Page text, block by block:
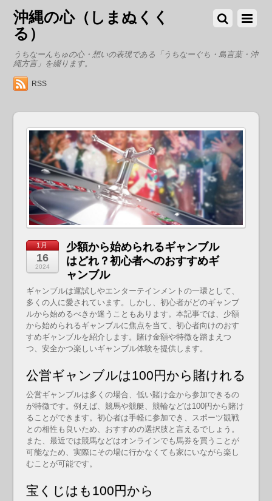
沖縄の心（しまぬくく
る）
うちなーんちゅの心・想いの表現である「うちなーぐち・島言葉・沖
縄方言」を綴ります。
RSS
1月
16
2024
少額から始められるギャンブル
はどれ？初心者へのおすすめギ
ャンブル
ギャンブルは運試しやエンターテインメントの一環として、
多くの人に愛されています。しかし、初心者がどのギャンブ
ルから始めるべきか迷うこともあります。本記事では、少額
から始められるギャンブルに焦点を当て、初心者向けのおす
すめギャンブルを紹介します。賭け金額や特徴を踏まえつ
つ、安全かつ楽しいギャンブル体験を提供します。
公営ギャンブルは100円から賭けれる
公営ギャンブルは多くの場合、低い賭け金から参加できるの
が特徴です。例えば、競馬や競艇、競輪などは100円から賭け
ることができます。初心者は手軽に参加でき、スポーツ観戦
との相性も良いため、おすすめの選択肢と言えるでしょう。
また、最近では競馬などはオンラインでも馬券を買うことが
可能なため、実際にその場に行かなくても家にいながら楽し
むことが可能です。
宝くじはも100円から